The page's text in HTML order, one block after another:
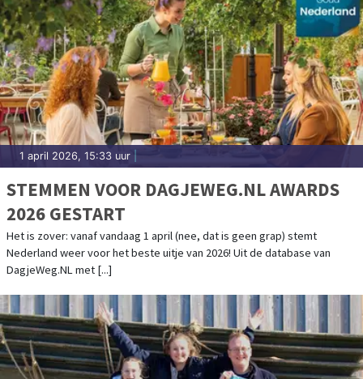
1 april 2026, 15:33 uur
STEMMEN VOOR DAGJEWEG.NL AWARDS
2026 GESTART
Het is zover: vanaf vandaag 1 april (nee, dat is geen grap) stemt
Nederland weer voor het beste uitje van 2026! Uit de database van
DagjeWeg.NL met [...]